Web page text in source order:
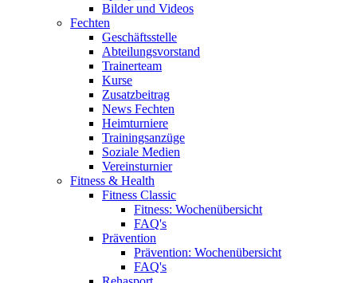
Bilder und Videos
Fechten
Geschäftsstelle
Abteilungsvorstand
Trainerteam
Kurse
Zusatzbeitrag
News Fechten
Heimturniere
Trainingsanzüge
Soziale Medien
Vereinsturnier
Fitness & Health
Fitness Classic
Fitness: Wochenübersicht
FAQ's
Prävention
Prävention: Wochenübersicht
FAQ's